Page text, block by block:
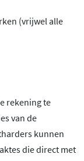
(vrijwel alle
rekening te
van de
kunnen
die direct met